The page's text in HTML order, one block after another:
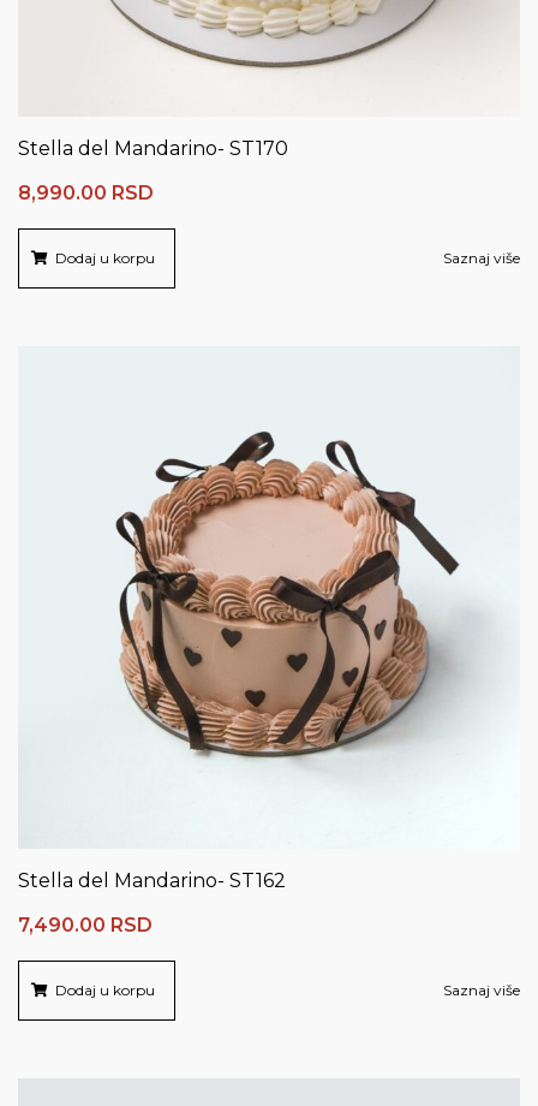
Stella del Mandarino- ST170
8,990.00 RSD
Dodaj u korpu Saznaj više
Stella del Mandarino- ST162
7,490.00 RSD
Dodaj u korpu Saznaj više